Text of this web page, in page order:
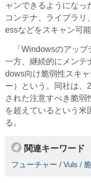
ャンできるようになっ
コンテナ、ライブラリ
essなどをスキャン可能
「Windowsのアップ
一方、継続的にメンテ
dows向け脆弱性スキ
ー）という。同社は、
された注意すべき脆弱
を超えているという米
る。
関連キーワード
フューチャー / Vuls /